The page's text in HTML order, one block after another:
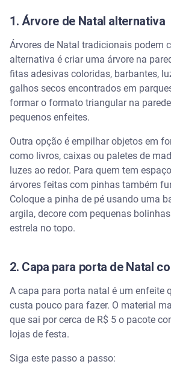
1. Árvore de Natal alternativa
Árvores de Natal tradicionais podem
alternativa é criar uma árvore na
fitas adesivas coloridas, barbantes,
galhos secos encontrados em
formar o formato triangular na
pequenos enfeites.
Outra opção é empilhar objetos em
como livros, caixas ou paletes de
luzes ao redor. Para quem tem
árvores feitas com pinhas também
Coloque a pinha de pé usando uma
argila, decore com pequenas
estrela no topo.
2. Capa para porta de Natal
A capa para porta natal é um enfeite
custa pouco para fazer. O material
que sai por cerca de R$ 5 o pacote
lojas de festa.
Siga este passo a passo: